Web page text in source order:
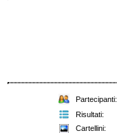
Partecipanti:
Risultati:
Cartellini: